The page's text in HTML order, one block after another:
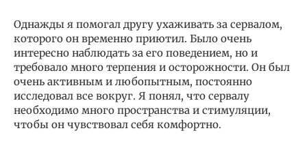
Однажды я помогал другу ухаживать за сервалом,
которого он временно приютил. Было очень
интересно наблюдать за его поведением, но и
требовало много терпения и осторожности. Он был
очень активным и любопытным, постоянно
исследовал все вокруг. Я понял, что сервалу
необходимо много пространства и стимуляции,
чтобы он чувствовал себя комфортно.